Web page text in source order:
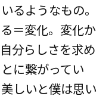
るようなもの。
＝変化。変化か
分らしさを求め
に繋がってい
しいと僕は思い